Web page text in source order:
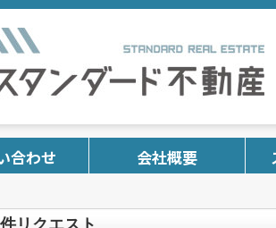
合わせ 会社概要
リクエスト